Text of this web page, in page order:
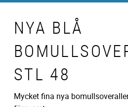
NYA BLÅ
STL 48
Mycket fina nya